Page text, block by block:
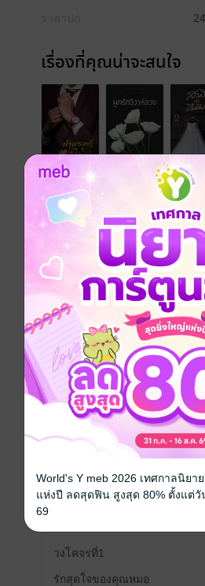
เรื่องที่คุณน่าจะสนใจ
เขียนรีวิวและให้เรตติ้ง
คุณสามารถเข้าสู่ระบบเพื่อแส
รีวิวทั้งหมด
แผนผังการอ่านนิยายของไรท์ ส
สัมพันธ์ที่เชื่อมต่อกัน อันนี้ไปแน
ตามหาพระรองของแต่ละเรื่อง
วงโคจรที่1
รักสุดใจของคุณหมอ
World's Y meb 2026 เทศกาลนิย
แห่งปี ลดสุดฟิน สูงสุด 80% ตั้งแต่วั
69